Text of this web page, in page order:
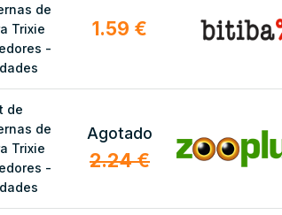
de
Trixie
-
1.59 €
de
de
Trixie
-
Agotado
2.24 €